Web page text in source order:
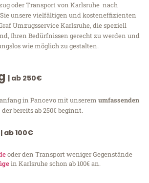
oder Transport von Karlsruhe nach
unsere vielfältigen und kosteneffizienten
Umzugsservice Karlsruhe, die speziell
Ihren Bedürfnissen gerecht zu werden und
wie möglich zu gestalten.
| ab 250€
in Pancevo mit unserem umfassenden
der bereits ab 250€ beginnt.
| ab 100€
oder den Transport weniger Gegenstände
in Karlsruhe schon ab 100€ an.